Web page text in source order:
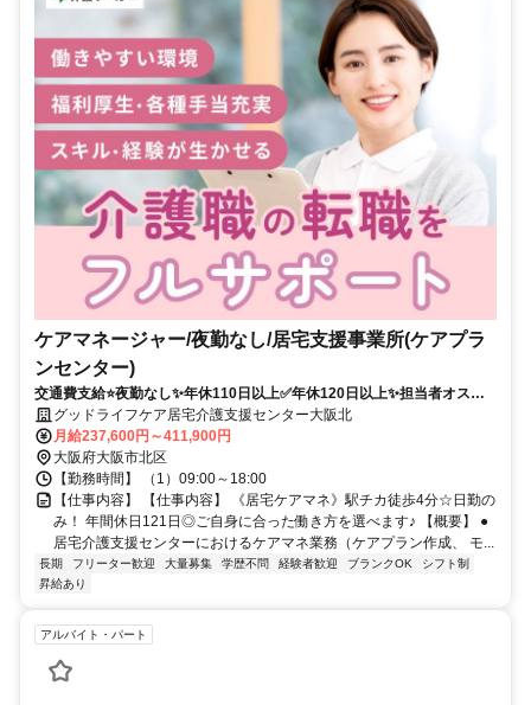
ケアマネージャー/夜勤なし/居宅支援事業所(ケアプラ
ンセンター)
交通費支給⭐️夜勤なし✨年休110日以上✅️年休120日以上✨担当者オスス
メ⭕️経験者優遇✨駅チカ
グッドライフケア居宅介護支援センター大阪北
月給237,600円～411,900円
大阪府大阪市北区
【勤務時間】 （1）09:00～18:00
【仕事内容】 【仕事内容】 《居宅ケアマネ》駅チカ徒歩4分☆日勤の
み！ 年間休日121日◎ご自身に合った働き方を選べます♪ 【概要】 ●
居宅介護支援センターにおけるケアマネ業務（ケアプラン作成、 モ...
長期 フリーター歓迎 大量募集 学歴不問 経験者歓迎 ブランクOK
シフト制
昇給あり
アルバイト・パート